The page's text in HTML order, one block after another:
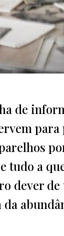
de
tudo a
dever